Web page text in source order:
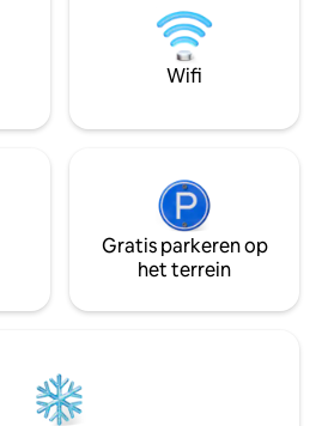
tot de snelweg. 5
8 minuten
je een
kunt maken.
de stad. • Toplocatie • Ruime indeling •
designmeubilair • Hoogwaardige
afwerkingen • Grote eigen patio •
Natuurlijk licht
Wifi
Gratis parkeren op
het terrein